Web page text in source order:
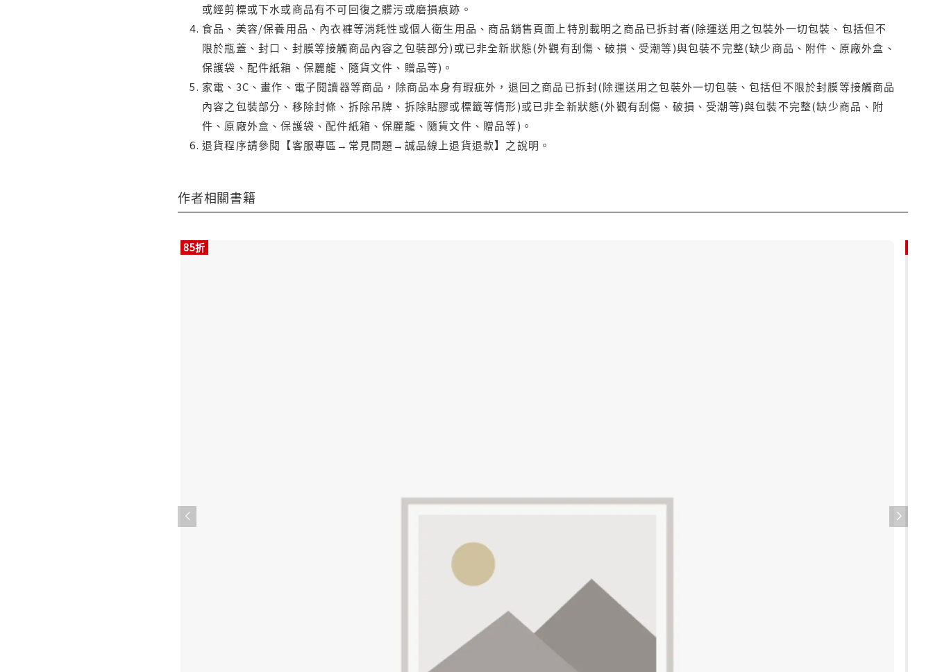
或經剪標或下水或商品有不可回復之髒污或磨損痕跡。
食品、美容/保養用品、內衣褲等消耗性或個人衛生用品、商品銷售頁面上特別載明之商品已拆封者(除運送用之包裝外一切包裝、包括但不
限於瓶蓋、封口、封膜等接觸商品內容之包裝部分)或已非全新狀態(外觀有刮傷、破損、受潮等)與包裝不完整(缺少商品、附件、原廠外盒、
保護袋、配件紙箱、保麗龍、隨貨文件、贈品等)。
家電、3C、畫作、電子閱讀器等商品，除商品本身有瑕疵外，退回之商品已拆封(除運送用之包裝外一切包裝、包括但不限於封膜等接觸商品
內容之包裝部分、移除封條、拆除吊牌、拆除貼膠或標籤等情形)或已非全新狀態(外觀有刮傷、破損、受潮等)與包裝不完整(缺少商品、附
件、原廠外盒、保護袋、配件紙箱、保麗龍、隨貨文件、贈品等)。
退貨程序請參閱【客服專區→常見問題→誠品線上退貨退款】之說明。
作者相關書籍
85折